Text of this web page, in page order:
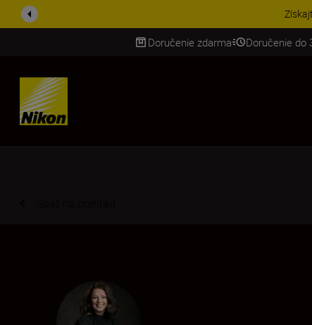
UŠETRI NA
Doručenie zdarma Doručenie do
SKIP